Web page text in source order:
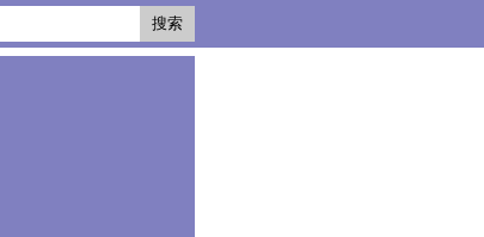
搜索